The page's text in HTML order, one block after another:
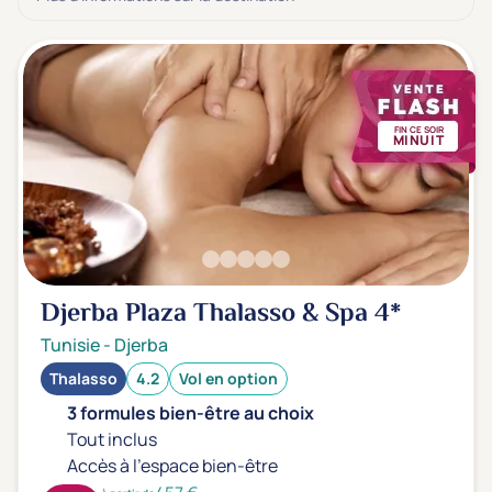
3 étoiles ***
Note de nos clients
D'après notre partenaire Avis-Vérifiés
Parfait: 4.5+
(8)
Excellent: 4+
(31)
Très bien: 3.5+
(37)
Envie de
Bord de mer
Ville
Montagne
Campagne
FIN CE SOIR
MINUIT
Djerba Plaza Thalasso & Spa4*
Tunisie- Djerba
Thalasso 4.2 Vol en option
3 formules bien-être au choix
Tout inclus
Accès à l'espace bien-être